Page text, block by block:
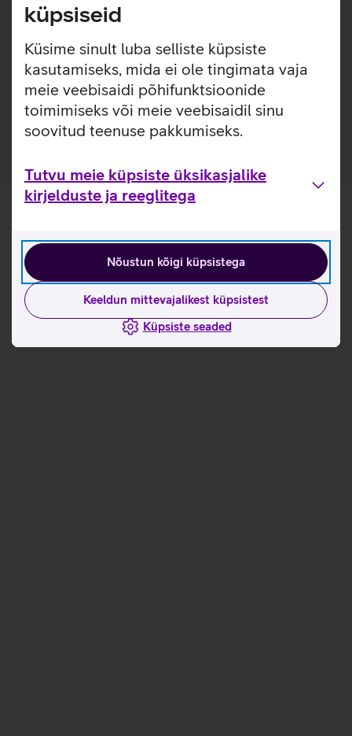
küpsiseid
Küsime sinult luba selliste küpsiste
kasutamiseks, mida ei ole tingimata vaja
meie veebisaidi põhifunktsioonide
toimimiseks või meie veebisaidil sinu
soovitud teenuse pakkumiseks.
Tutvu meie küpsiste üksikasjalike
kirjelduste ja reeglitega
Nõustun kõigi küpsistega
Keeldun mittevajalikest küpsistest
Küpsiste seaded
kinnitamise ja eemaldamise väga lihtsaks. Ümbrisega on
võimalik kasutada Qi või MagSafe juhtmevaba laadimist
ilma seda eemaldamata. Lisaks saab ümbrise tagaküljele
mugavalt kinnitada ka rahatasku. Ümbris on mikrofiiber
sisuga, tagamaks telefonile kaitse mikrokriimustuste eest
juhuks, kui tolm ja mustus satuvad telefoni ja ümbrise
vahele.